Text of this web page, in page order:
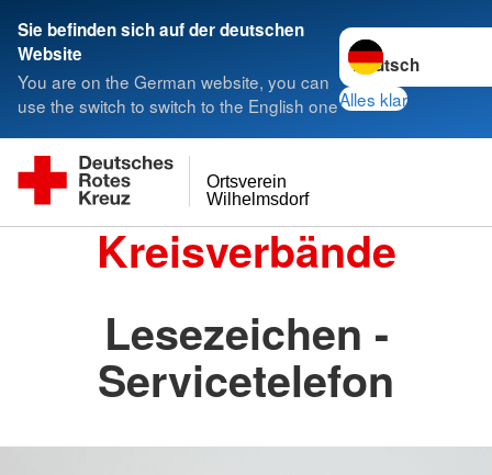
Sie befinden sich auf der deutschen
Website
You are on the German website, you can
use the switch to switch to the English one
Sprache wechseln
Alles klar
Wilhelmsdorf
Ortsverein
Kreisverbände
Lesezeichen -
Servicetelefon